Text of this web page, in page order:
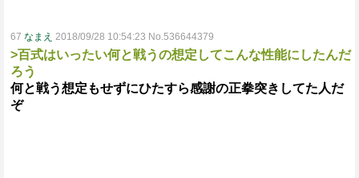
67 なまえ 2018/09/28 10:54:23 No.536644379
>百式はいったい何と戦うの想定してこんな性能にしたんだ
ろう
何と戦う想定もせずにひたすら感謝の正拳突きしてた人だ
ぞ